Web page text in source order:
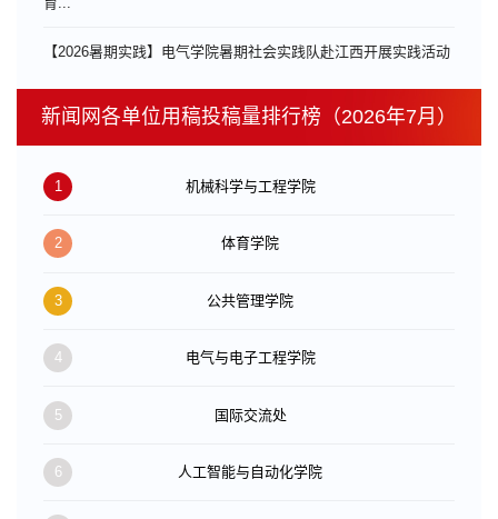
【2026暑期实践】电气学院暑期社会实践队赴江西开展实践活动
新闻网各单位用稿投稿量排行榜（2026年7月）
1 机械科学与工程学院
2 体育学院
3 公共管理学院
4 电气与电子工程学院
5 国际交流处
6 人工智能与自动化学院